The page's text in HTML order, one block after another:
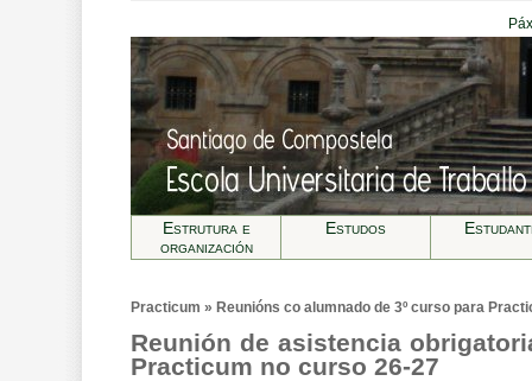
Estrutura e
organización
Estudos
Practicum » Reunións co alumnado de 3º curso para
Reunión de asistencia
Practicum no curso 26-27